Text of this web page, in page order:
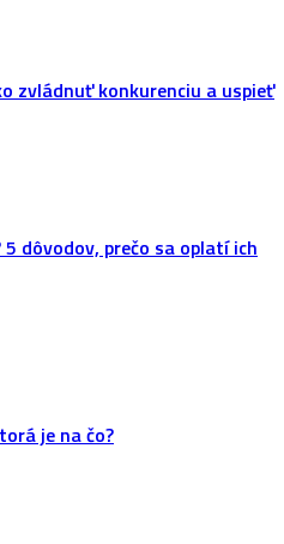
zvládnuť konkurenciu a uspieť
dôvodov, prečo sa oplatí ich
je na čo?